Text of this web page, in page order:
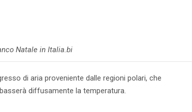
Natale in Italia.bi
di aria proveniente dalle regioni polari, che
diffusamente la temperatura.